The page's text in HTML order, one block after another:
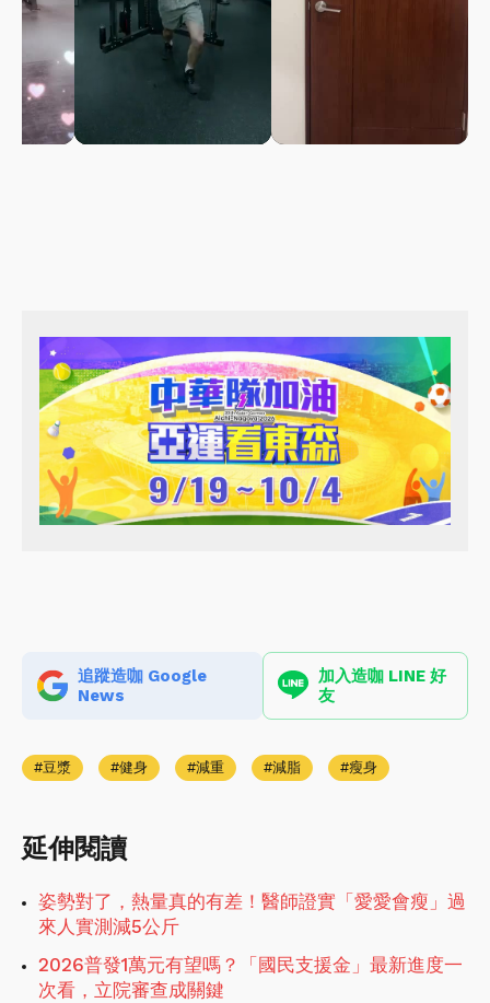
追蹤造咖 Google
News
加入造咖 LINE 好
友
豆漿 健身 減重 減脂 瘦身
延伸閱讀
姿勢對了，熱量真的有差！醫師證實「愛愛會瘦」過
來人實測減5公斤
2026普發1萬元有望嗎？「國民支援金」最新進度一
次看，立院審查成關鍵